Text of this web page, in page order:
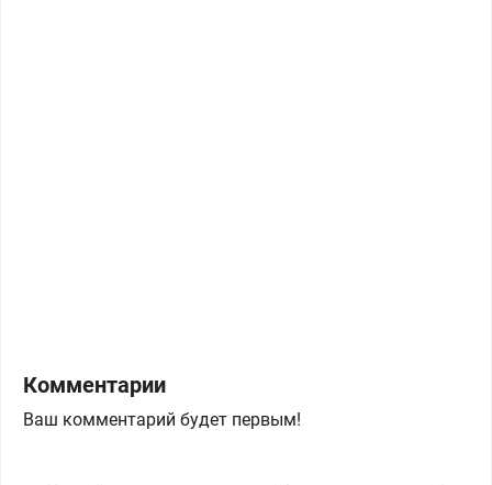
Комментарии
Ваш комментарий будет первым!